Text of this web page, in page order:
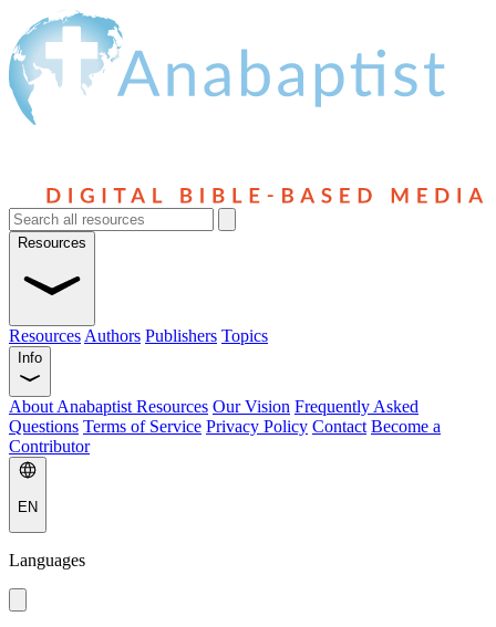
Resources
Resources Authors Publishers Topics
Info
About Anabaptist Resources Our Vision Frequently Asked
Questions Terms of Service Privacy Policy Contact Become a
Contributor
EN
Languages